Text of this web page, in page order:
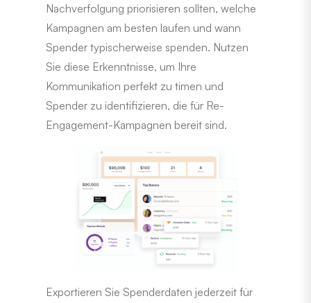
Nachverfolgung priorisieren sollten, welche
Kampagnen am besten laufen und wann
Spender typischerweise spenden. Nutzen
Sie diese Erkenntnisse, um Ihre
Kommunikation perfekt zu timen und
Spender zu identifizieren, die für Re-
Engagement-Kampagnen bereit sind.
Exportieren Sie Spenderdaten jederzeit für